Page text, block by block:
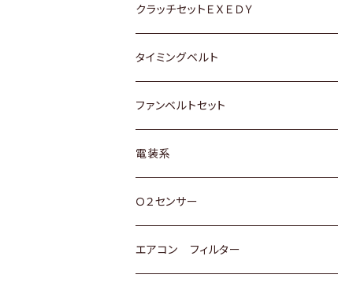
マツダ
三菱
スバル
日野
アストロ（シボレー）
クライスラー
日産
ダイハツ
マツダ
三菱
スバル
日産
ホンダ
マツダ
ホンダ
スズキ
ダイハツ
マツダ
三菱
スバル
クラッチセットＥＸＥＤＹ
ホンダ
スズキ
日産
ダイハツ
マツダ
タイミングベルト
トヨタ
スズキ
ダイハツ
三菱
ファンベルトセット
トヨタ
ホンダ
スズキ
電装系
Ｏ２センサー
トヨタ
エアコン フィルター